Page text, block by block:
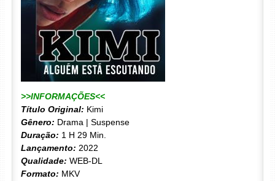
>>INFORMAÇÕES<<
Título Original: Kimi
Gênero: Drama | Suspense
Duração: 1 H 29 Min.
Lançamento: 2022
Qualidade: WEB-DL
Formato: MKV